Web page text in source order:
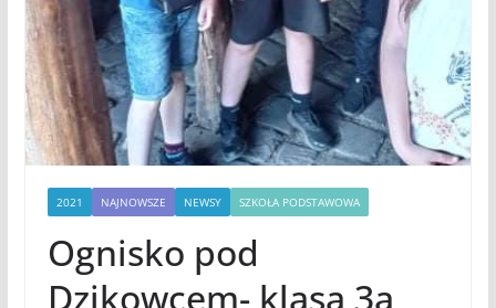
2021 NAJNOWSZE NEWSY SZKOŁA PODSTAWOWA
Ognisko pod
Dzikowcem- klasa 3a